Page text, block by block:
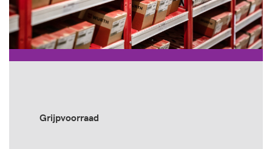
Grijpvoorraad